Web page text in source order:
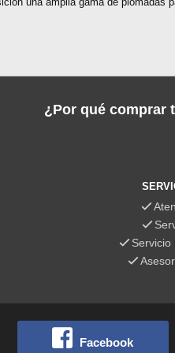
¿Por qué comprar
Servicio
Facebook